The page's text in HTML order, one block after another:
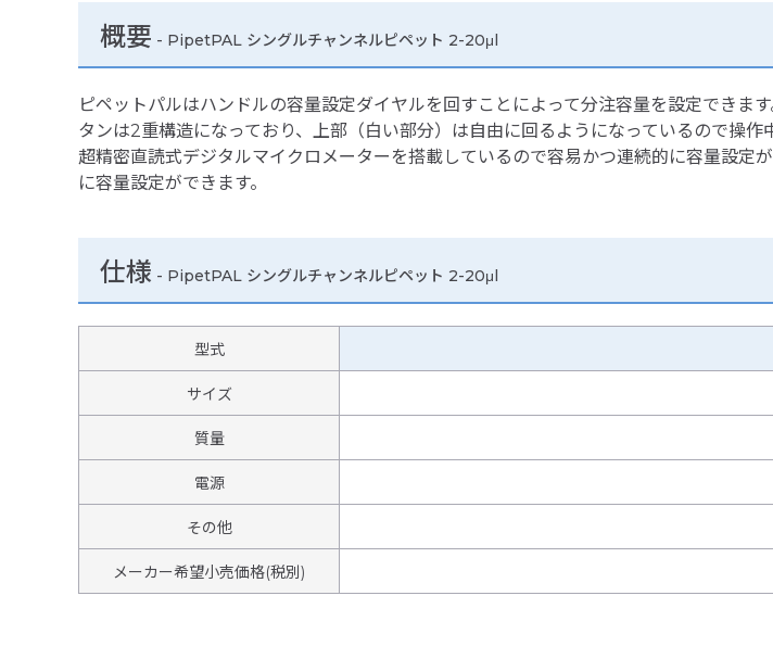
概要 - PipetPAL シングルチャンネルピペット 2-20μl
ピペットパルはハンドルの容量設定ダイヤルを回すことによって分注容量を設定できま
タンは2重構造になっており、上部（白い部分）は自由に回るようになっているので操作
超精密直読式デジタルマイクロメーターを搭載しているので容易かつ連続的に容量設定
に容量設定ができます。
仕様 - PipetPAL シングルチャンネルピペット 2-20μl
型式
サイズ
質量
電源
その他
メーカー希望小売価格(税別)